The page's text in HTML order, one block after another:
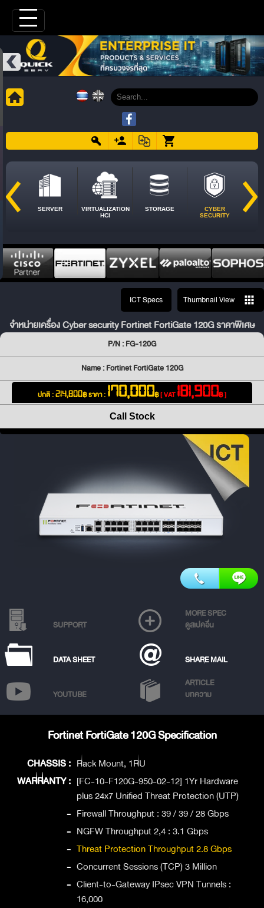
SERVER
VIRTUALIZATION
HCI
STORAGE
CYBER
SECURITY
ICT Specs Thumbnail View
จำหน่ายเครื่อง Cyber security Fortinet FortiGate 120G ราคาพิเศษ
P/N : FG-120G
Name : Fortinet FortiGate 120G
ปกติ : 214,800฿ราคา : 170,000฿[ VAT181,900฿ ]
Call Stock
SUPPORT
MORE SPEC
ดูสเปคอื่น
DATA SHEET SHARE MAIL
YOUTUBE
ARTICLE
บทความ
Fortinet FortiGate 120G Specification
CHASSIS : Rack Mount, 1RU
WARRANTY : [FC-10-F120G-950-02-12] 1Yr Hardware
plus 24x7 Unified Threat Protection (UTP)
- Firewall Throughput : 39 / 39 / 28 Gbps
- NGFW Throughput 2,4 : 3.1 Gbps
- Threat Protection Throughput 2.8 Gbps
- Concurrent Sessions (TCP) 3 Million
- Client-to-Gateway IPsec VPN Tunnels :
16,000